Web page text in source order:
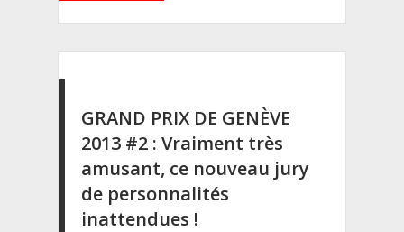
GRAND PRIX DE GENÈVE
2013 #2 : Vraiment très
amusant, ce nouveau jury
de personnalités
inattendues !